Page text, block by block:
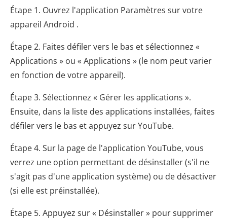
Étape 1. Ouvrez l'application Paramètres sur votre
appareil Android .
Étape 2. Faites défiler vers le bas et sélectionnez «
Applications » ou « Applications » (le nom peut varier
en fonction de votre appareil).
Étape 3. Sélectionnez « Gérer les applications ».
Ensuite, dans la liste des applications installées, faites
défiler vers le bas et appuyez sur YouTube.
Étape 4. Sur la page de l'application YouTube, vous
verrez une option permettant de désinstaller (s'il ne
s'agit pas d'une application système) ou de désactiver
(si elle est préinstallée).
Étape 5. Appuyez sur « Désinstaller » pour supprimer